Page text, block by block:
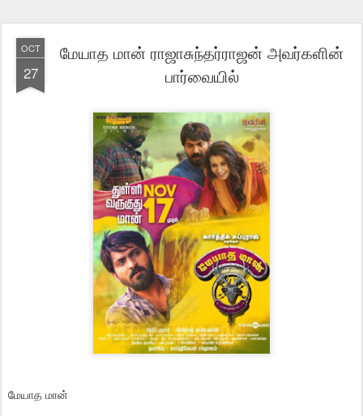
OCT
27
மேயாத மான் ராஜாசுந்தர்ராஜன் அவர்களின்
பார்வையில்
மேயாத மான்